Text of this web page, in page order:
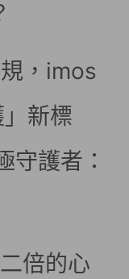
，imos
新標
守護者：
倍的心